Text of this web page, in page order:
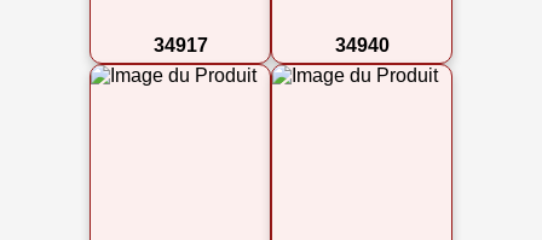
34917 34940